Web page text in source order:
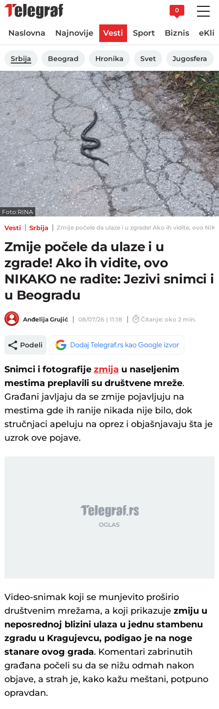
0
Naslovna Najnovije Vesti Sport Biznis
Srbija Beograd Hronika Svet Jugosfera
Foto:RINA
Vesti Srbija Zmije počele da ulaze i u zgrade! Ako ih vidite, ovo
Zmije počele da ulaze i u
zgrade! Ako ih vidite, ovo
NIKAKO ne radite: Jezivi snimci i
u Beogradu
Anđelija Grujić 08/07/26 | 11:18 Čitanje: oko 2 min.
Podeli
Snimci i fotografijezmija u naseljenim
mestima preplavili su društvene mreže.
Građani javljaju da se zmije pojavljuju na
mestima gde ih ranije nikada nije bilo, dok
stručnjaci apeluju na oprez i objašnjavaju šta je
uzrok ove pojave.
Video-snimak koji se munjevito proširio
društvenim mrežama, a koji prikazujezmiju u
neposrednoj blizini ulaza u jednu stambenu
zgradu u Kragujevcu, podigao je na noge
stanare ovog grada. Komentari zabrinutih
građana počeli su da se nižu odmah nakon
objave, a strah je, kako kažu meštani, potpuno
opravdan.